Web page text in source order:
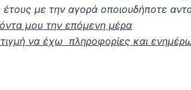
με την αγορά οποιουδήποτε
μου την επόμενη μέρα
να έχω πληροφορίες και